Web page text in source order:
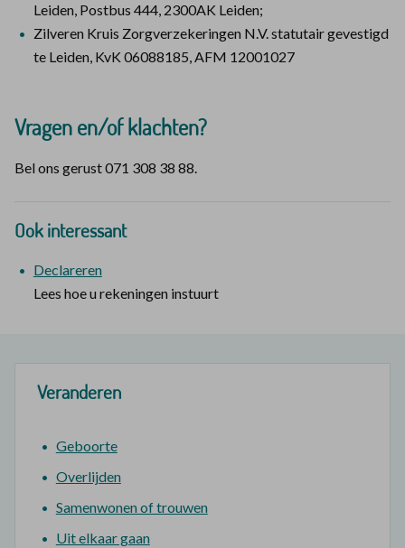
Leiden, Postbus 444, 2300AK Leiden;
Zilveren Kruis Zorgverzekeringen N.V. statutair gevestigd
te Leiden, KvK 06088185, AFM 12001027
Vragen en/of klachten?
Bel ons gerust 071 308 38 88.
Ook interessant
Declareren
Lees hoe u rekeningen instuurt
Veranderen
Geboorte
Overlijden
Samenwonen of trouwen
Uit elkaar gaan